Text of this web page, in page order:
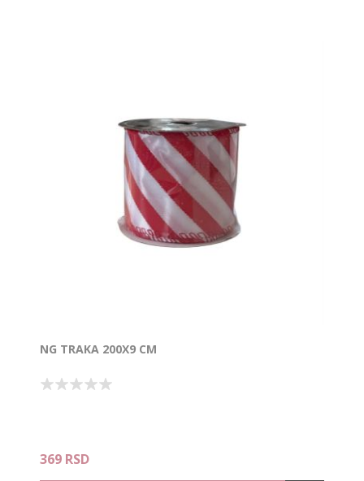
NG TRAKA 200X9 CM
369 RSD